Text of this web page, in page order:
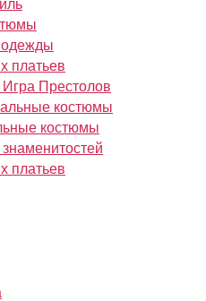
одежды
платьев
Престолов
костюмы
костюмы
платьев